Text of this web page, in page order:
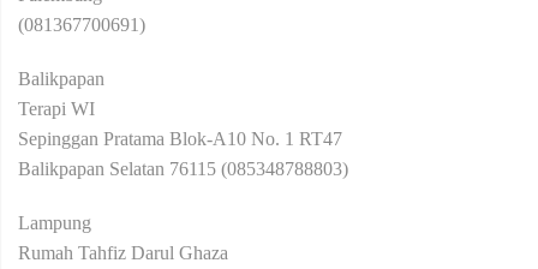
(081367700691)
Balikpapan
Terapi WI
Sepinggan Pratama Blok-A10 No. 1 RT47
Balikpapan Selatan 76115 (085348788803)
Lampung
Rumah Tahfiz Darul Ghaza